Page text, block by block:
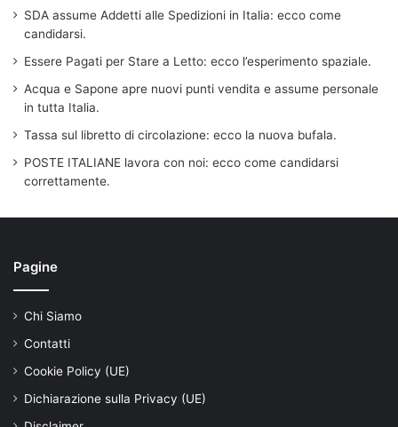
SDA assume Addetti alle Spedizioni in Italia: ecco come
candidarsi.
Essere Pagati per Stare a Letto: ecco l’esperimento spaziale.
Acqua e Sapone apre nuovi punti vendita e assume personale
in tutta Italia.
Tassa sul libretto di circolazione: ecco la nuova bufala.
POSTE ITALIANE lavora con noi: ecco come candidarsi
correttamente.
Pagine
Chi Siamo
Contatti
Cookie Policy (UE)
Dichiarazione sulla Privacy (UE)